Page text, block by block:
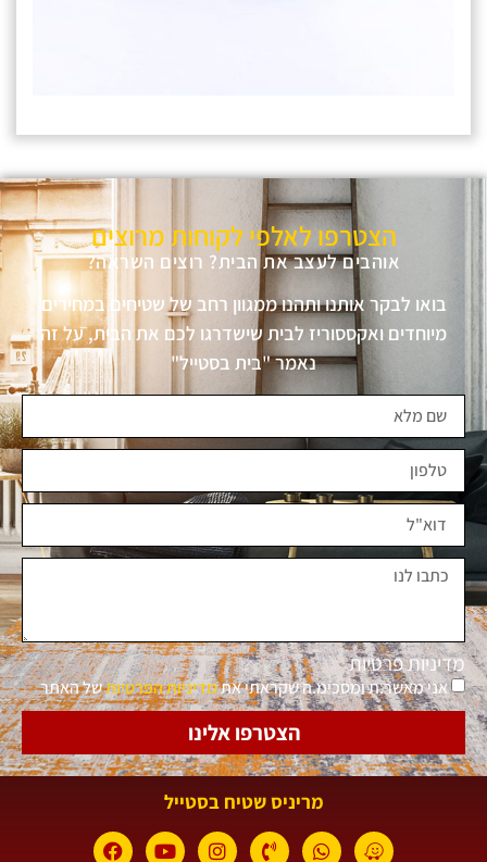
הצטרפו לאלפי לקוחות מרוצים
אוהבים לעצב את הבית? רוצים השראה?
בואו לבקר אותנו ותהנו ממגוון רחב של שטיחים במחירים
מיוחדים ואקססוריז לבית שישדרגו לכם את הבית, על זה
נאמר "בית בסטייל"
מדיניות פרטיות
אני מאשר.ת ומסכימ.ה שקראתי אתמדיניות הפרטיותשל האתר
הצטרפו אלינו
מריניס שטיח בסטייל